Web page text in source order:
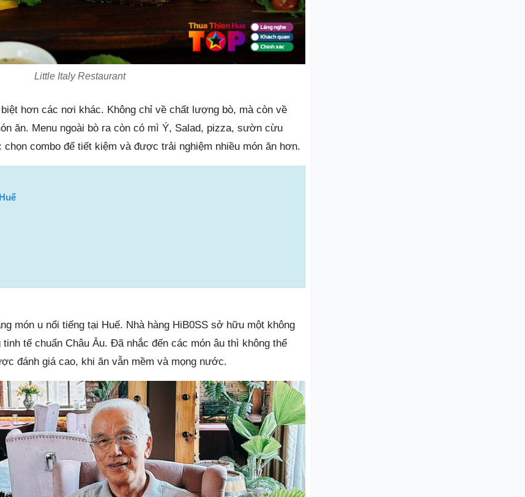
Little Italy Restaurant
hơn các nơi khác. Không chỉ về chất lượng bò, mà còn về
ăn. Menu ngoài bò ra còn có mì Ý, Salad, pizza, sườn cừu
combo để tiết kiệm và được trải nghiệm nhiều món ăn hơn.
món u nổi tiếng tại Huế. Nhà hàng HiB0SS sở hữu một không
tế chuẩn Châu Âu. Đã nhắc đến các món âu thì không thể
đánh giá cao, khi ăn vẫn mềm và mọng nước.